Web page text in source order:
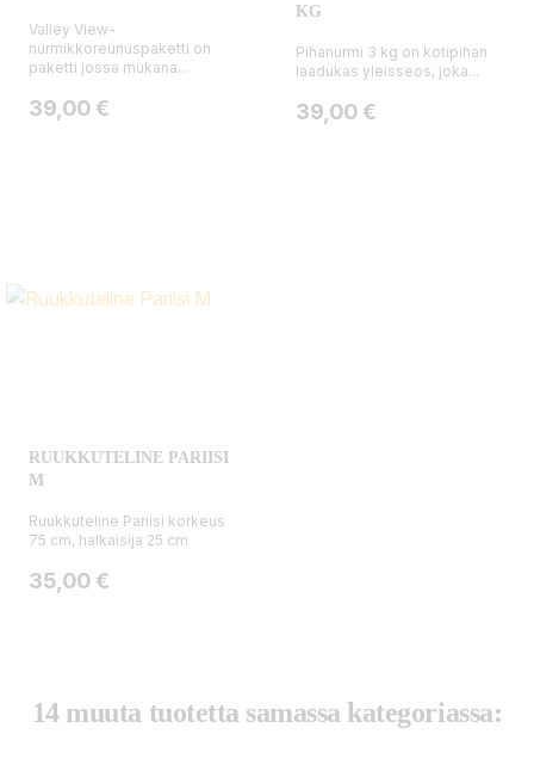
Valley View-
nurmikkoreunuspaketti on
paketti jossa mukana...
Hinta
39,00 €
KG
Pihanurmi 3 kg on kotipihan
laadukas yleisseos, joka...
Hinta
39,00 €
RUUKKUTELINE PARIISI
M
Ruukkuteline Pariisi korkeus
75 cm, halkaisija 25 cm
Hinta
35,00 €
14 muuta tuotetta samassa kategoriassa: